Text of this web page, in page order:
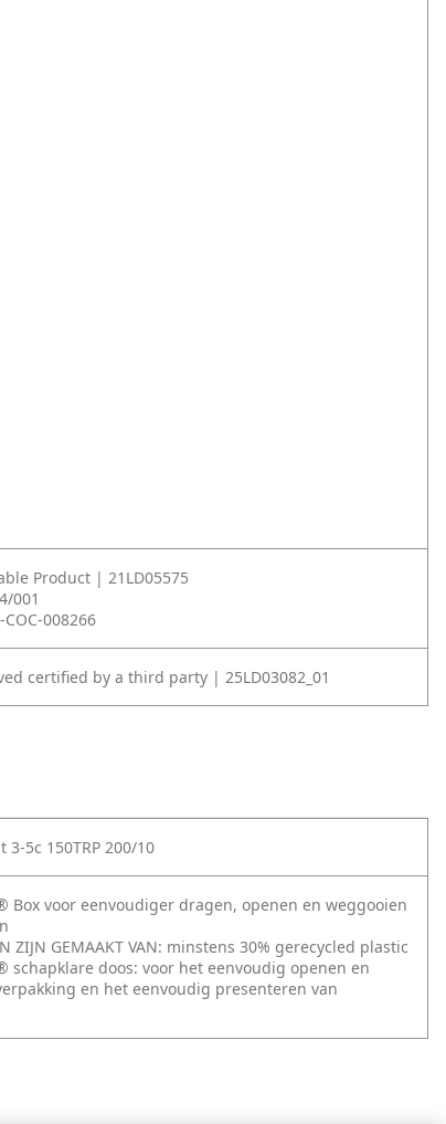
Product | 21LD05575
001
008266
certified by a third party | 25LD03082_01
3-5c 150TRP 200/10
Box voor eenvoudiger dragen, openen en weggooien
ZIJN GEMAAKT VAN: minstens 30% gerecycled plastic
schapklare doos: voor het eenvoudig openen en
en het eenvoudig presenteren van